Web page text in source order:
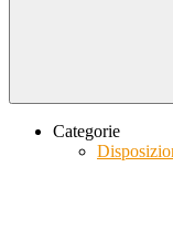
Categorie